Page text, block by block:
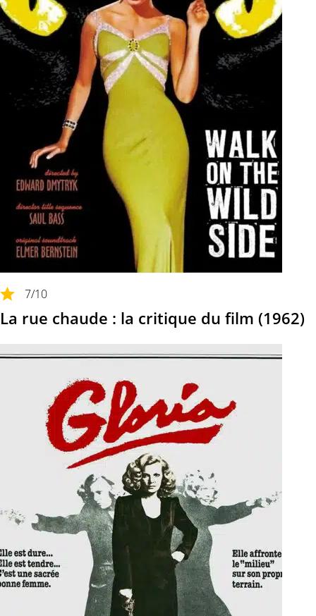
7/10
La rue chaude : la critique du film (1962)